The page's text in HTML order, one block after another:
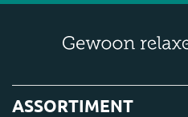
ASSORTIMENT